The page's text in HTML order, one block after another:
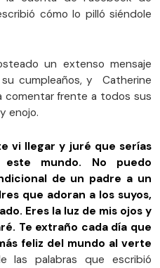
cómo lo pilló siéndole
un extenso mensaje
cumpleaños, y Catherine
comentar frente a todos sus
enojo.
vi llegar y juré que serías
mundo. No puedo
de un padre a un
que adoran a los suyos,
Eres la luz de mis ojos y
Te extraño cada día que
feliz del mundo al verte
las palabras que escribió